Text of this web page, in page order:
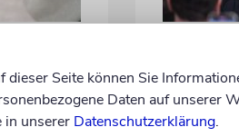
dass
bleiben
dieser Seite können Sie
Daten auf unserer
in unserer Datenschutzerklärung.